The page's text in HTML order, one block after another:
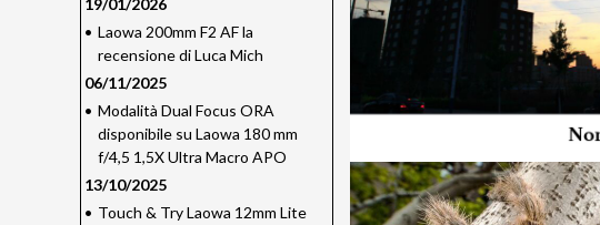
19/01/2026
• Laowa 200mm F2 AF la
recensione di Luca Mich
06/11/2025
• Modalità Dual Focus ORA
disponibile su Laowa 180 mm
f/4,5 1,5X Ultra Macro APO
13/10/2025
• Touch & Try Laowa 12mm Lite